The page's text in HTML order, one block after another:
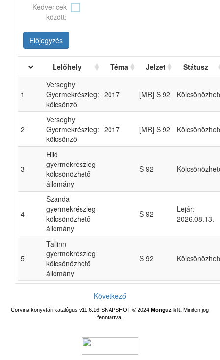
Kedvencek
között:
Előjegyzés
Lelőhely Téma Jelzet Státusz
1
Verseghy
Gyermekrészleg:
kölcsönző
2017 [MR] S 92
2
Verseghy
Gyermekrészleg:
kölcsönző
2017 [MR] S 92
3
Hild
gyermekrészleg
kölcsönözhető
állomány
S 92
4
Szanda
gyermekrészleg
kölcsönözhető
állomány
S 92
Lejár:
2026.08.13.
5
Tallinn
gyermekrészleg
kölcsönözhető
állomány
S 92
Következő
Corvina könyvtári katalógus v11.6.16-SNAPSHOT © 2024Monguz kft. Minden jog
fenntartva.